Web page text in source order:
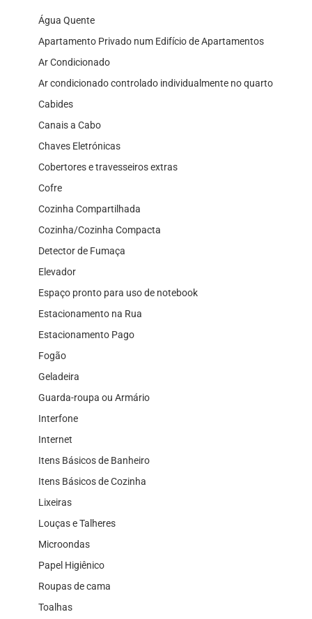
Água Quente
Apartamento Privado num Edifício de Apartamentos
Ar Condicionado
Ar condicionado controlado individualmente no quarto
Cabides
Canais a Cabo
Chaves Eletrónicas
Cobertores e travesseiros extras
Cofre
Cozinha Compartilhada
Cozinha/Cozinha Compacta
Detector de Fumaça
Elevador
Espaço pronto para uso de notebook
Estacionamento na Rua
Estacionamento Pago
Fogão
Geladeira
Guarda-roupa ou Armário
Interfone
Internet
Itens Básicos de Banheiro
Itens Básicos de Cozinha
Lixeiras
Louças e Talheres
Microondas
Papel Higiênico
Roupas de cama
Toalhas